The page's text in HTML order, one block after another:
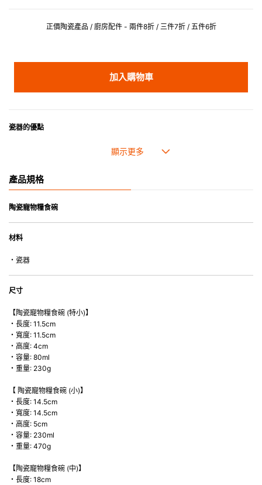
正價陶瓷產品 / 廚房配件 - 兩件8折 / 三件7折 / 五件6折
加入購物車
瓷器的優點
• 耐熱性極佳，適用於微波爐，也可放入焗爐，耐熱程度高達260℃。
• 可用於洗碗機。
• 合乎食用安全的塗層表面，幾乎不黏，食物容易脫落，清洗方便。
*不可直接用於熱源上
產品規格
陶瓷寵物糧食碗
材料
・瓷器
尺寸
【陶瓷寵物糧食碗 (特小)】
・長度: 11.5cm
・寬度: 11.5cm
・高度: 4cm
・容量: 80ml
・重量: 230g
【 陶瓷寵物糧食碗 (小)】
・長度: 14.5cm
・寬度: 14.5cm
・高度: 5cm
・容量: 230ml
・重量: 470g
【陶瓷寵物糧食碗 (中)】
・長度: 18cm